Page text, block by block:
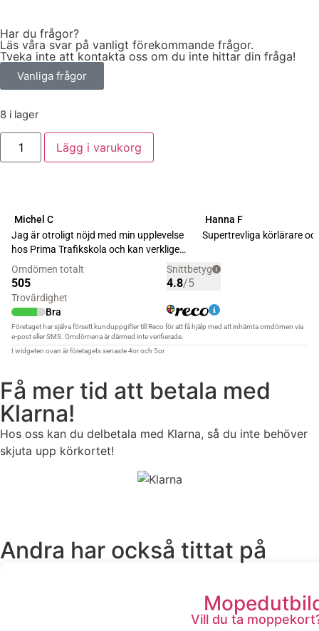
Har du frågor?
Läs våra svar på vanligt förekommande frågor.
Tveka inte att kontakta oss om du inte hittar din fråga!
Vanliga frågor
8 i lager
Lägg i varukorg
Få mer tid att betala med
Klarna!
Hos oss kan du delbetala med Klarna, så du inte behöver
skjuta upp körkortet!
Andra har också tittat på
Vill du ta